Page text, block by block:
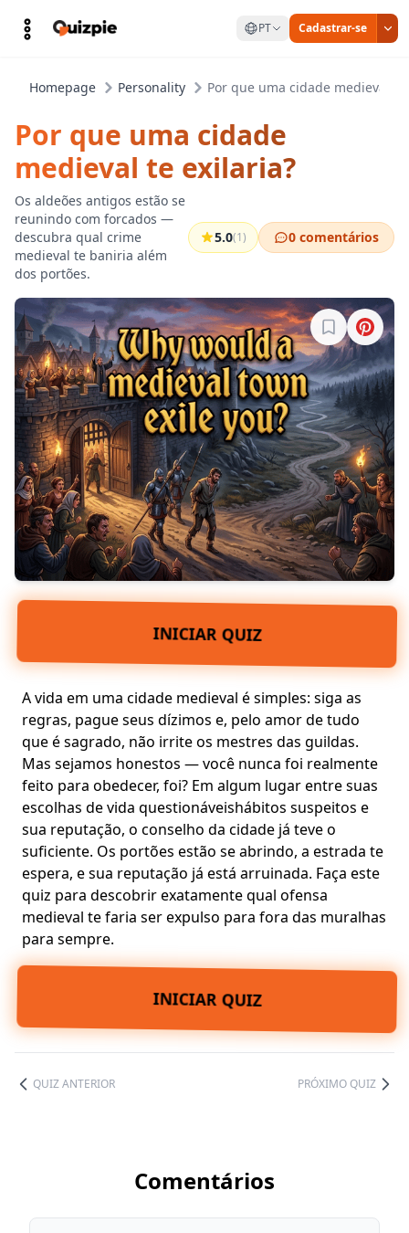
PT Cadastrar-se
Homepage Personality Por que uma cidade medieval te
Por que uma cidade
medieval te exilaria?
Os aldeões antigos estão se
reunindo com forcados —
descubra qual crime
medieval te baniria além
dos portões.
5.0(1) 0 comentários
Entre para
INICIAR QUIZ
A vida em uma cidade medieval é simples: siga as
regras, pague seus dízimos e, pelo amor de tudo
que é sagrado, não irrite os mestres das guildas.
Mas sejamos honestos — você nunca foi realmente
feito para obedecer, foi? Em algum lugar entre suas
escolhas de vida questionáveishábitos suspeitos e
sua reputação, o conselho da cidade já teve o
suficiente. Os portões estão se abrindo, a estrada te
espera, e sua reputação já está arruinada. Faça este
quiz para descobrir exatamente qual ofensa
medieval te faria serexpulso para fora das muralhas
para sempre.
INICIAR QUIZ
QUIZ ANTERIOR PRÓXIMO QUIZ
Comentários